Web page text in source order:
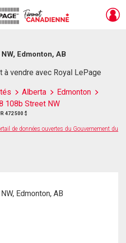
Edmonton, AB
à vendre avec Royal LePage
Alberta
Edmonton
108b Street NW
472 500 $
de données ouvertes du Gouvernement du